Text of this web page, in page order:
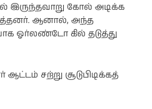
இருந்தவாறு கோல் அடிக்க
ஆனால், அந்த
ஓர்லண்டோ கில் தடுத்து
சற்று சூடுபிடிக்கத்